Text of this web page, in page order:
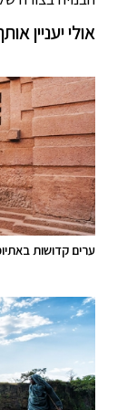
אולי יעניין
ערים קדושות